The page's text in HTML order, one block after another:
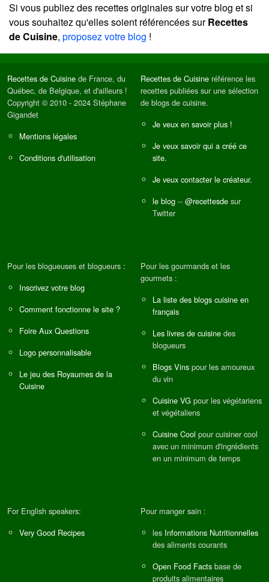
Si vous publiez des recettes originales sur votre blog et si
vous souhaitez qu'elles soient référencées surRecettes
de Cuisine, proposez votre blog !
Recettes de Cuisine de France, du
Québec, de Belgique, et d'ailleurs !
Copyright © 2010 - 2024 Stéphane
Gigandet
Mentions légales
Conditions d'utilisation
Recettes de Cuisine référence les
recettes publiées sur une sélection
de blogs de cuisine.
Je veux en savoir plus !
Je veux savoir qui a créé ce
site.
Je veux contacter le créateur.
le blog -- @recettesde sur
Twitter
Pour les blogueuses et blogueurs :
Inscrivez votre blog
Comment fonctionne le site ?
Foire Aux Questions
Logo personnalisable
Le jeu des Royaumes de la
Cuisine
Pour les gourmands et les
gourmets :
La liste des blogs cuisine en
français
Les livres de cuisine des
blogueurs
Blogs Vins pour les amoureux
du vin
Cuisine VG pour les végétariens
et végétaliens
Cuisine Cool pour cuisiner cool
avec un minimum d'ingrédients
en un minimum de temps
For English speakers:
Very Good Recipes
Pour manger sain :
les Informations Nutritionnelles
des aliments courants
Open Food Facts base de
produits alimentaires